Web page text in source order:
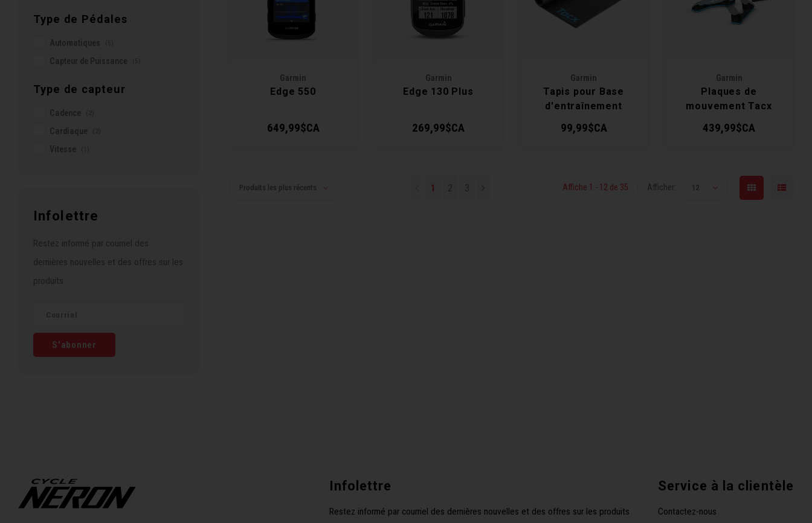
Type de Pédales
Automatiques
Capteur de Puissance
Type de capteur
Cadence
Cardiaque
Vitesse
Infolettre
Restez informé par courriel des
dernières nouvelles et des offres sur les
produits
S'abonner
Garmin
Edge 550
649,99$CA
Garmin
Edge 130 Plus
269,99$CA
Garmin
Tapis pour Base
d'entraînement
Tacx
99,99$CA
Garmin
Plaques de
mouvement Tacx
NEO
439,99$CA
Produits les plus récents 1 2 3 Affiche 1 - 12 de 35 Afficher: 12
Infolettre
Restez informé par courriel des dernières nouvelles et des offres sur les produits
Service à la clientèle
Contactez-nous